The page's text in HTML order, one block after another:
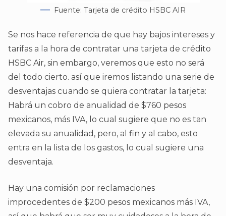
Fuente: Tarjeta de crédito HSBC AIR
Se nos hace referencia de que hay bajos intereses y
tarifas a la hora de contratar una tarjeta de crédito
HSBC Air, sin embargo, veremos que esto no será
del todo cierto. así que iremos listando una serie de
desventajas cuando se quiera contratar la tarjeta:
Habrá un cobro de anualidad de $760 pesos
mexicanos, más IVA, lo cual sugiere que no es tan
elevada su anualidad, pero, al fin y al cabo, esto
entra en la lista de los gastos, lo cual sugiere una
desventaja.
Hay una comisión por reclamaciones
improcedentes de $200 pesos mexicanos más IVA,